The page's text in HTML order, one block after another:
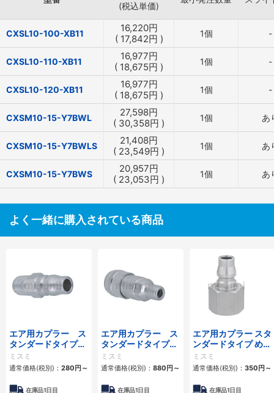
(税込単価)
CXSL10-100-XB11 16,220円
( 17,842円 ) 1個 -
CXSL10-110-XB11 16,977円
( 18,675円 ) 1個 -
CXSL10-120-XB11 16,977円
( 18,675円 ) 1個 -
CXSM10-15-Y7BWL 27,598円
( 30,358円 ) 1個 あ
CXSM10-15-Y7BWLS 21,408円
( 23,549円 ) 1個 あ
CXSM10-15-Y7BWS 20,957円
( 23,053円 ) 1個 あ
よく一緒に購入されている商品
エア用カプラー ス
タンダードタイプ
おねじプラグ
ミスミ
通常価格(税別)： 280 円 ～
在庫品1日目
エア用カプラー ス
タンダードタイプ
おねじソケット
ミスミ
通常価格(税別)： 880 円 ～
在庫品1日目
エア用カプラー スタ
ンダードタイプ めね
じプラグ
ミスミ
通常価格(税別)： 350 円 ～
在庫品1日目